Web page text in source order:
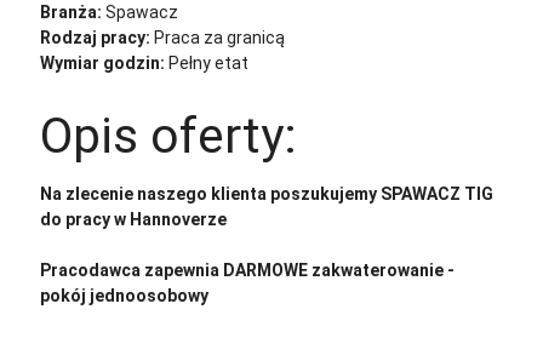
Branża: Spawacz
Rodzaj pracy: Praca za granicą
Wymiar godzin: Pełny etat
Opis oferty:
Na zlecenie naszego klienta poszukujemy SPAWACZ TIG
do pracy w Hannoverze
Pracodawca zapewnia DARMOWE zakwaterowanie -
pokój jednoosobowy